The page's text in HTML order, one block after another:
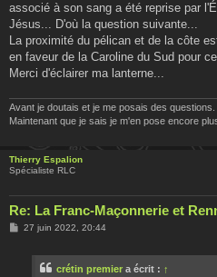
associé à son sang a été reprise par
Jésus... D'où la question suivante...
La proximité du pélican et de la côte
en faveur de la Caroline du Sud pour
Merci d'éclairer ma lanterne...
Avant je doutais et je me posais des questions.
Maintenant que je sais je m'en pose encore
Thierry Espalion
Spécialiste RLC
Re: La Franc-Maçonnerie et
M27 juin 2022, 20:44
crétin premier a écrit : ↑